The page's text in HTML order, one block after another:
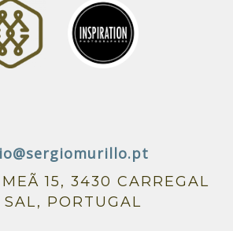
15, 3430 CARREGAL
SAL, PORTUGAL